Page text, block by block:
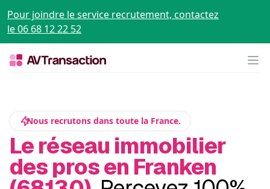
Pour joindre le service recrutement, contactez
le 06 68 12 22 52
Nous recrutons dans toute la France.
Le réseau immobilier
des pros en Franken